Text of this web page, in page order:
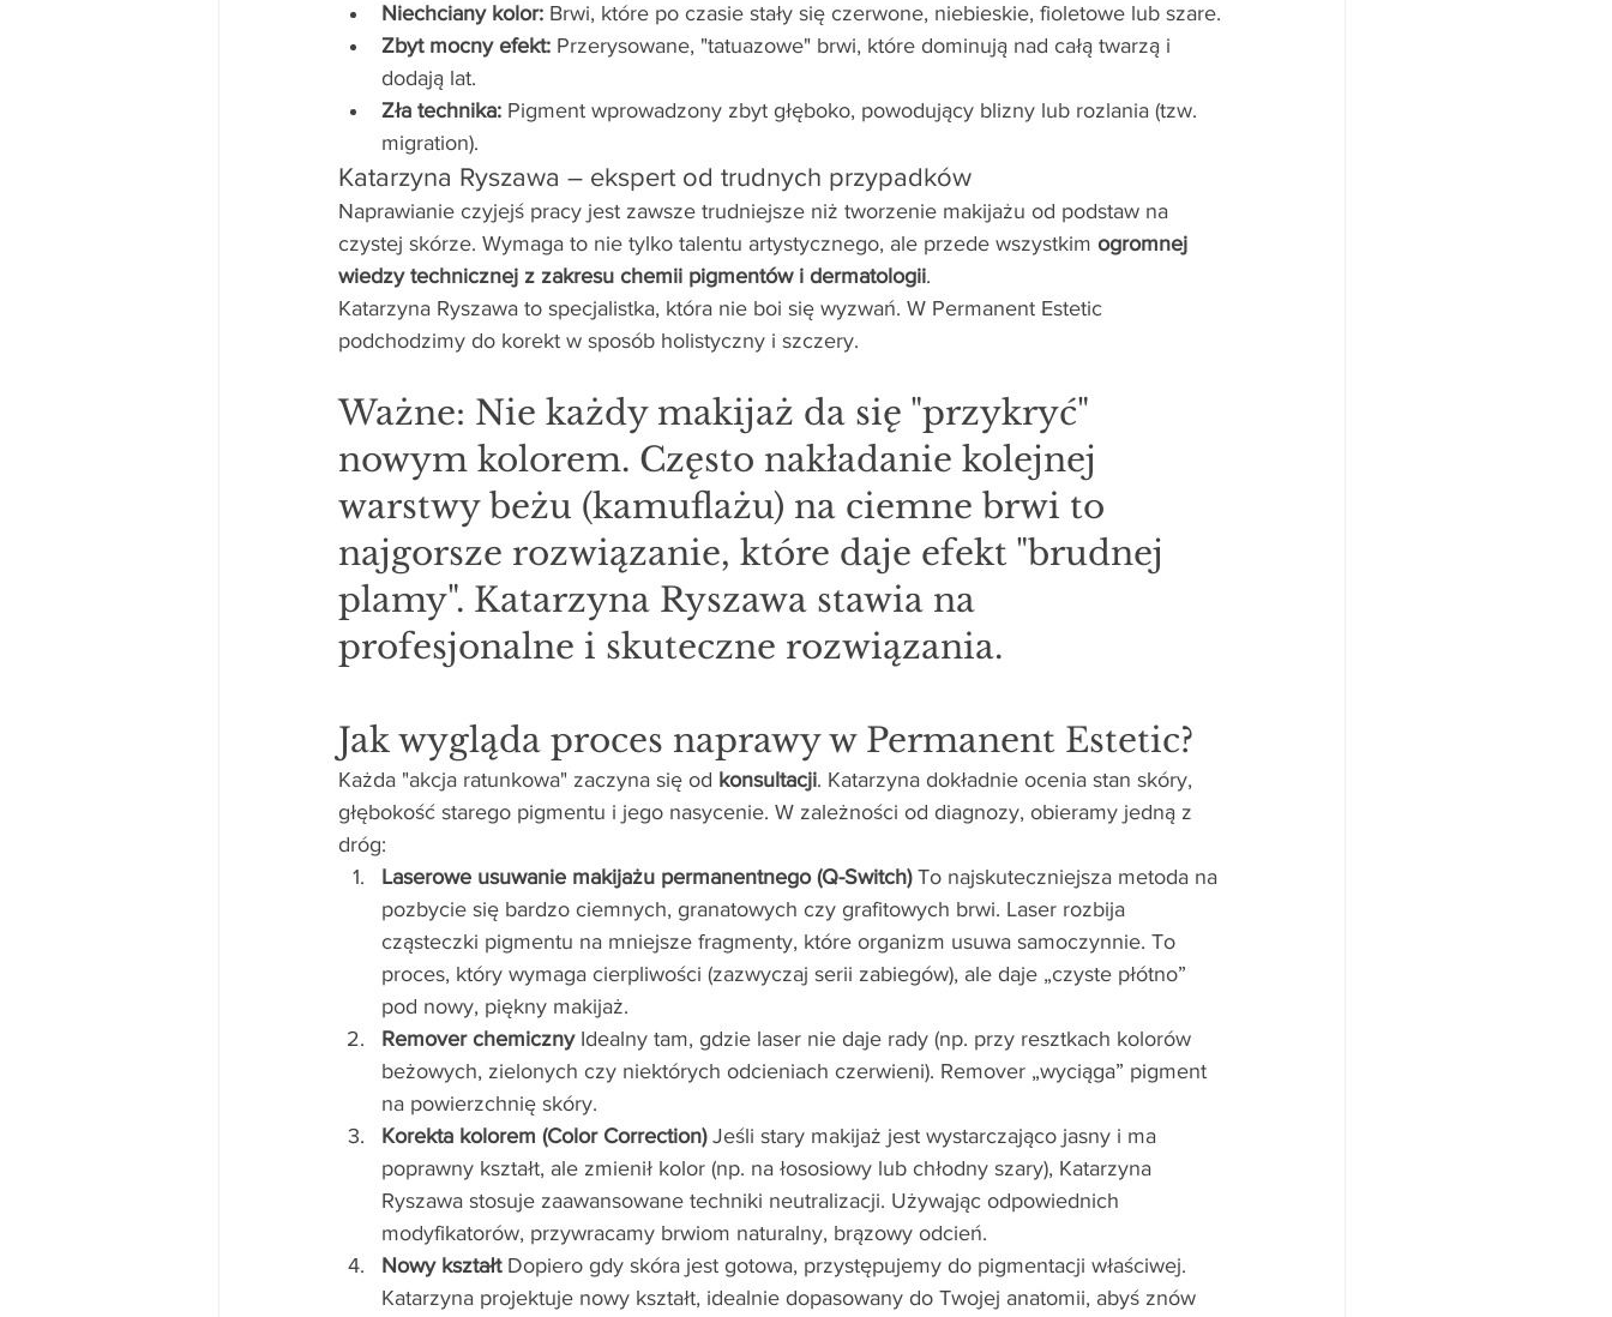
Niechciany kolor: Brwi, które po czasie stały się czerwone, niebieskie, fioletowe lub szare.
Zbyt mocny efekt: Przerysowane, "tatuazowe" brwi, które dominują nad całą twarzą i
dodają lat.
Zła technika: Pigment wprowadzony zbyt głęboko, powodujący blizny lub rozlania (tzw.
migration).
Katarzyna Ryszawa – ekspert od trudnych przypadków
Naprawianie czyjejś pracy jest zawsze trudniejsze niż tworzenie makijażu od podstaw na
czystej skórze. Wymaga to nie tylko talentu artystycznego, ale przede wszystkim ogromnej
wiedzy technicznej z zakresu chemii pigmentów i dermatologii.
Katarzyna Ryszawa to specjalistka, która nie boi się wyzwań. W Permanent Estetic
podchodzimy do korekt w sposób holistyczny i szczery.
Ważne: Nie każdy makijaż da się "przykryć"
nowym kolorem. Często nakładanie kolejnej
warstwy beżu (kamuflażu) na ciemne brwi to
najgorsze rozwiązanie, które daje efekt "brudnej
plamy". Katarzyna Ryszawa stawia na
profesjonalne i skuteczne rozwiązania.
Jak wygląda proces naprawy w Permanent Estetic?
Każda "akcja ratunkowa" zaczyna się od konsultacji. Katarzyna dokładnie ocenia stan skóry,
głębokość starego pigmentu i jego nasycenie. W zależności od diagnozy, obieramy jedną z
dróg:
Laserowe usuwanie makijażu permanentnego (Q-Switch) To najskuteczniejsza metoda na
pozbycie się bardzo ciemnych, granatowych czy grafitowych brwi. Laser rozbija
cząsteczki pigmentu na mniejsze fragmenty, które organizm usuwa samoczynnie. To
proces, który wymaga cierpliwości (zazwyczaj serii zabiegów), ale daje „czyste płótno”
pod nowy, piękny makijaż.
Remover chemiczny Idealny tam, gdzie laser nie daje rady (np. przy resztkach kolorów
beżowych, zielonych czy niektórych odcieniach czerwieni). Remover „wyciąga” pigment
na powierzchnię skóry.
Korekta kolorem (Color Correction) Jeśli stary makijaż jest wystarczająco jasny i ma
poprawny kształt, ale zmienił kolor (np. na łososiowy lub chłodny szary), Katarzyna
Ryszawa stosuje zaawansowane techniki neutralizacji. Używając odpowiednich
modyfikatorów, przywracamy brwiom naturalny, brązowy odcień.
Nowy kształt Dopiero gdy skóra jest gotowa, przystępujemy do pigmentacji właściwej.
Katarzyna projektuje nowy kształt, idealnie dopasowany do Twojej anatomii, abyś znów